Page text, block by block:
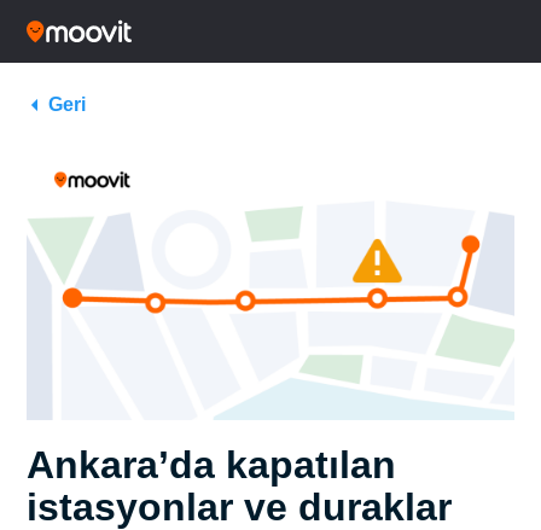
Geri
Ankara’da kapatılan
istasyonlar ve duraklar